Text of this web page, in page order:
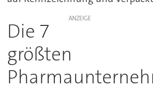
ANZEIGE
Die 7
größten